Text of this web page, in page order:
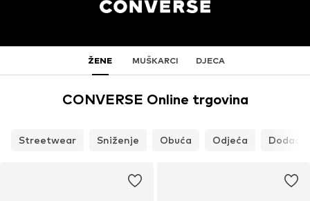
ŽENE MUŠKARCI DJECA
CONVERSE Online trgovina
Streetwear Sniženje Obuća Odjeća Dodaci